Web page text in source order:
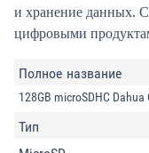
и хранение данных.
цифровыми
Полное название
128GB microSDHC
Тип